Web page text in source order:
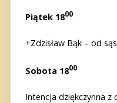
Piątek1800
+Zdzisław Bąk – od
Sobota 1800
Intencja dziękczynna z